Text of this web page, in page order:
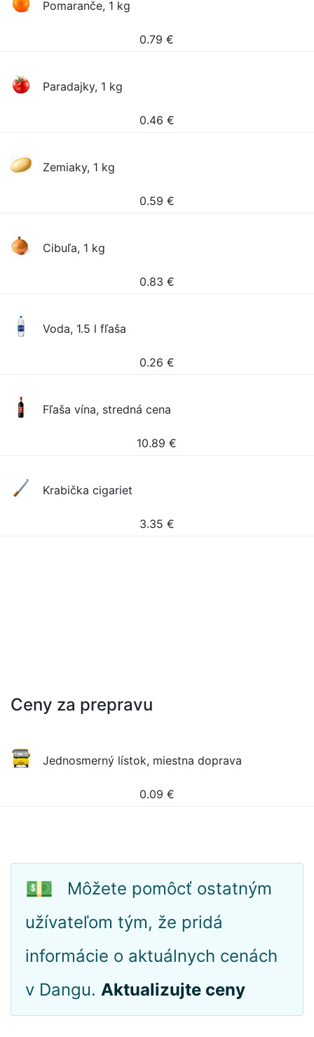
Pomaranče, 1 kg
0.79 €
Paradajky, 1 kg
0.46 €
Zemiaky, 1 kg
0.59 €
Cibuľa, 1 kg
0.83 €
Voda, 1.5 l fľaša
0.26 €
Fľaša vína, stredná cena
10.89 €
Krabička cigariet
3.35 €
Ceny za prepravu
Jednosmerný lístok, miestna doprava
0.09 €
💵
Môžete pomôcť ostatným
užívateľom tým, že pridá
informácie o aktuálnych cenách
v Dangu. Aktualizujte ceny